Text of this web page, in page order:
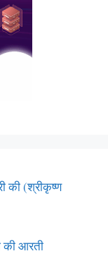
की (श्रीकृष्ण
की आरती